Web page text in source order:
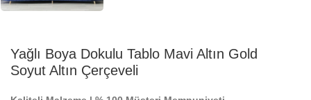
Yağlı Boya Dokulu Tablo Mavi Altın Gold
Soyut Altın Çerçeveli